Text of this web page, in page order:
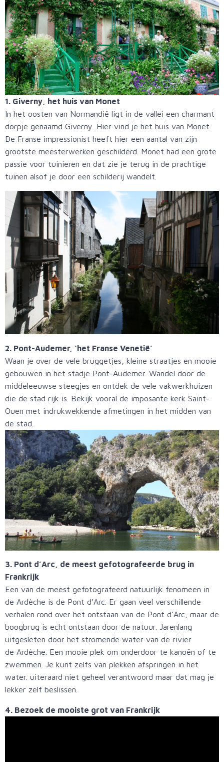
1. Giverny, het huis van Monet
In het oosten van Normandië ligt in de vallei een charmant
dorpje genaamd Giverny. Hier vind je het huis van Monet.
De Franse impressionist heeft hier een aantal van zijn
grootste meesterwerken geschilderd. Monet had een grote
passie voor tuinieren en dat zie je terug in de prachtige
tuinen alsof je door een schilderij wandelt.
2. Pont-Audemer, ‘het Franse Venetië’
Waan je over de vele bruggetjes, kleine straatjes en mooie
gebouwen in het stadje Pont-Audemer. Wandel door de
middeleeuwse steegjes en ontdek de vele vakwerkhuizen
die de stad rijk is. Bekijk vooral de imposante kerk Saint-
Ouen met indrukwekkende afmetingen in het midden van
de stad.
3. Pont d’Arc, de meest gefotografeerde brug in
Frankrijk
Een van de meest gefotografeerd natuurlijk fenomeen in
de Ardèche is de Pont d’Arc. Er gaan veel verschillende
verhalen rond over het ontstaan van de Pont d’Arc, maar de
boogbrug is echt ontstaan door de natuur. Jarenlang
uitgesleten door het stromende water van de rivier
de Ardèche. Een mooie plek om onderdoor te kanoën of te
zwemmen. Je kunt zelfs van plekken afspringen in het
water. uiteraard niet geheel verantwoord maar dat mag je
lekker zelf beslissen.
4. Bezoek de mooiste grot van Frankrijk